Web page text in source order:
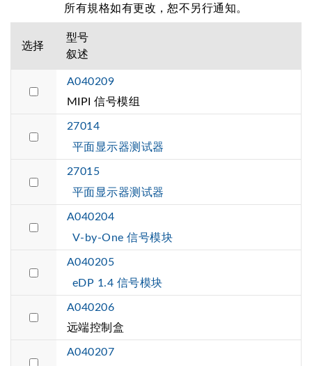
所有規格如有更改，恕不另行通知。
选择
型号
叙述
A040209
MIPI 信号模组
27014
平面显示器测试器
27015
平面显示器测试器
A040204
V-by-One 信号模块
A040205
eDP 1.4 信号模块
A040206
远端控制盒
A040207